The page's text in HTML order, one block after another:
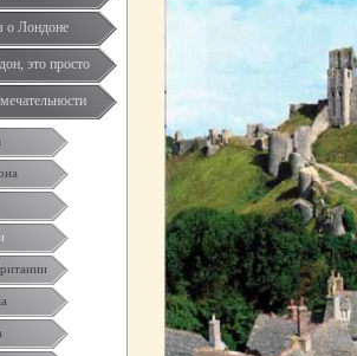
о Лондоне
это просто